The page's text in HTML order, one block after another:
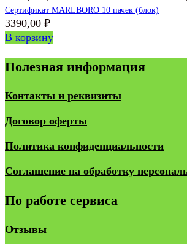
Сертификат MARLBORO 10 пачек (блок)
3390,00 ₽
В корзину
Полезная информация
Контакты и реквизиты
Договор оферты
Политика конфиденциальности
Соглашение на обработку
По работе сервиса
Отзывы